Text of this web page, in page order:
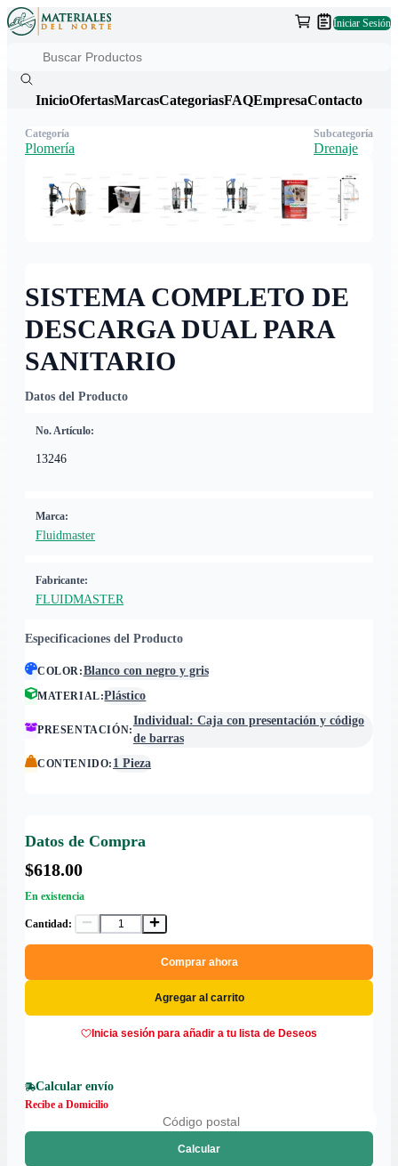
Iniciar Sesión
InicioOfertasMarcasCategoriasFAQEmpresaContacto
SISTEMA COMPLETO DE
DESCARGA DUAL PARA
SANITARIO
Datos del Producto
No. Artículo:
13246
Marca:
Fluidmaster
Fabricante:
FLUIDMASTER
Especificaciones del Producto
COLOR:Blanco con negro y gris
MATERIAL:Plástico
PRESENTACIÓN:
Individual: Caja con presentación y código
de barras
CONTENIDO: 1 Pieza
Datos de Compra
$618.00
En existencia
Cantidad:
Comprar ahora
Agregar al carrito
Inicia sesión para añadir a tu lista de Deseos
Calcular envío
Recibe a Domicilio
Calcular
Categoría
Plomería
Subcategoría
Drenaje